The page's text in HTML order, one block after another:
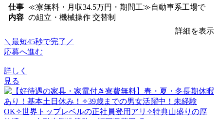
仕事
内容
≪寮無料・月収34.5万円・期間工≫自動車系工場で
の組立・機械操作 交替制
詳細を表示
＼最短45秒で完了／
応募へ進む
詳しく
見る